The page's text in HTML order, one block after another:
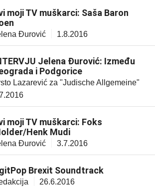
moji TV muškarci: Saša Baron
Đurović 1.8.2016
Jelena Đurović: Između
i Podgorice
Lazarević za "Judische Allgemeine"
moji TV muškarci: Foks
Henk Mudi
Đurović 3.7.2016
Brexit Soundtrack
26.6.2016